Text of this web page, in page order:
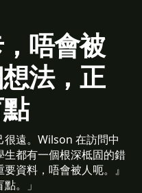
，唔會被
法，正
遠。Wilson 在訪問中
都有一個根深柢固的錯
資料，唔會被人呃。』
。」